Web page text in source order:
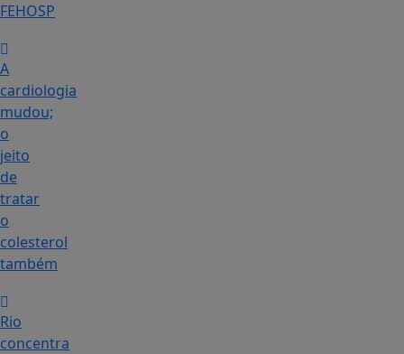
FEHOSP
A
cardiologia
mudou;
o
jeito
de
tratar
o
colesterol
também
Rio
concentra